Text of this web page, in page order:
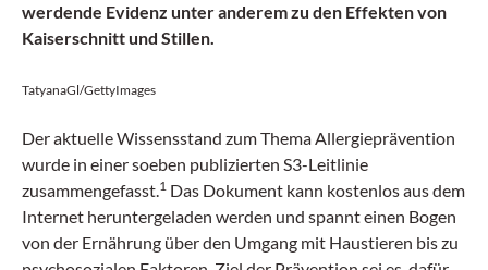
werdende Evidenz unter anderem zu den Effekten von
Kaiserschnitt und Stillen.
TatyanaGl/GettyImages
Der aktuelle Wissensstand zum Thema Allergieprävention
wurde in einer soeben publizierten S3-Leitlinie
zusammengefasst.1 Das Dokument kann kostenlos aus dem
Internet heruntergeladen werden und spannt einen Bogen
von der Ernährung über den Umgang mit Haustieren bis zu